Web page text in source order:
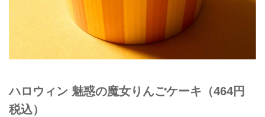
ハロウィン 魅惑の魔女りんごケーキ（464円
税込）